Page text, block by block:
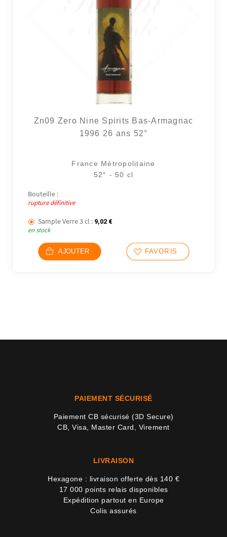
Zn09 Zero Nine Spirits Bas-Armagnac
1996 26 ans 52°
France Métropolitaine
52° - 50 cl
Bouteille :
rupture définitive
Sample Verre 3 cl : 9,02 €
en stock
AJOUTER FAVORIS
PAIEMENT SÉCURISÉ
Paiement CB sécurisé (3D Secure)
CB, Visa, Master Card, Virement
LIVRAISON
Hexagone : livraison offerte dès 140 €
17 000 points relais disponibles
Expédition partout en Europe
Colis assurés